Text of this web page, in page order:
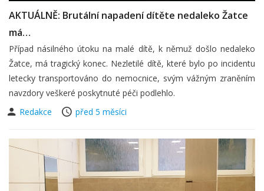
AKTUÁLNĚ: Brutální napadení dítěte nedaleko Žatce
má…
Případ násilného útoku na malé dítě, k němuž došlo nedaleko
Žatce, má tragický konec. Nezletilé dítě, které bylo po incidentu
letecky transportováno do nemocnice, svým vážným zraněním
navzdory veškeré poskytnuté péči podlehlo.
Redakce
před 5 měsíci